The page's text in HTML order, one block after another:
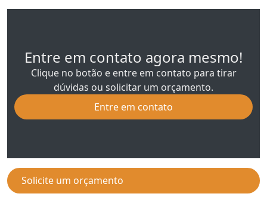
Entre em contato agora mesmo!
Clique no botão e entre em contato para tirar
dúvidas ou solicitar um orçamento.
Entre em contato
Solicite um orçamento